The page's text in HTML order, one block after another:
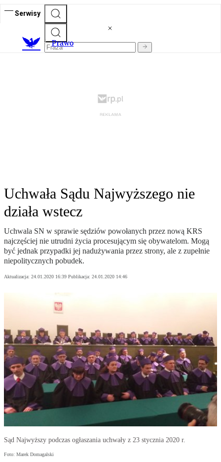
Serwisy
Prawo
Uchwała Sądu Najwyższego nie
działa wstecz
Uchwala SN w sprawie sędziów powołanych przez nową KRS
najczęściej nie utrudni życia procesującym się obywatelom. Mogą
być jednak przypadki jej nadużywania przez strony, ale z zupełnie
niepolitycznych pobudek.
Aktualizacja: 24.01.2020 16:39 Publikacja: 24.01.2020 14:46
Sąd Najwyższy podczas ogłaszania uchwały z 23 stycznia 2020 r.
Foto: Marek Domagalski